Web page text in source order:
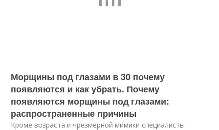
Морщины под глазами в 30 почему
появляются и как убрать. Почему
появляются морщины под глазами:
распространенные причины
Кроме возраста и чрезмерной мимики специалисты